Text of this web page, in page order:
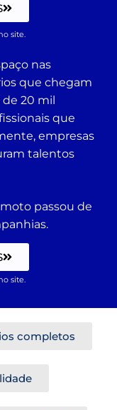
site.
nas
que chegam
de 20 mil
que
empresas
talentos
passou de
site.
completos